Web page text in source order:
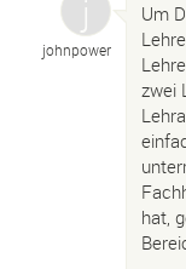
johnpower
Um
zwei
hat,